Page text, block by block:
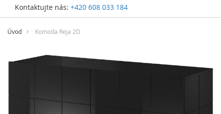
Kontaktujte nás: +420 608 033 184
Přejít
obsah
Úvod Komoda Reja 2D
na